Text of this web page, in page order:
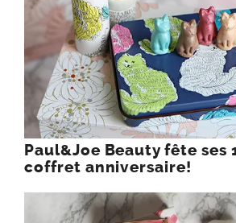
Paul&Joe Beauty fête ses
coffret anniversaire!